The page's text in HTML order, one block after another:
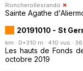
Roncherollesrando
Sainte Agathe
20191010 - St
km · D+310 m · 410 vus · 36
Les hauts de Fonds
octobre 2019